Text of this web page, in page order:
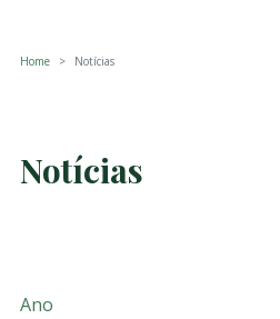
Home Notícias
Notícias
Ano